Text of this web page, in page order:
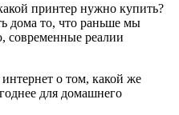
принтер нужно купить?
дома то, что раньше мы
современные реалии
о том, какой же
для домашнего